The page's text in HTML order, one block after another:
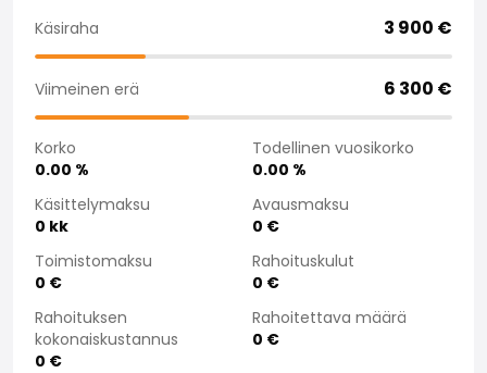
Saka Select
Yritys
Saka Finland Oy
Hallinto
Ostotiimi
Yhteydenotto
Rekrytointi
Laskutustiedot
Medialle
Kokemuksia Sakasta
Reklamaatiot
Käsiraha 3 900 €
Viimeinen erä 6 300 €
Korko
0.00 %
Todellinen vuosikorko
0.00 %
Käsittelymaksu
0 kk
Avausmaksu
0 €
Toimistomaksu
0 €
Rahoituskulut
0 €
Rahoituksen
kokonaiskustannus
0 €
Rahoitettava määrä
0 €